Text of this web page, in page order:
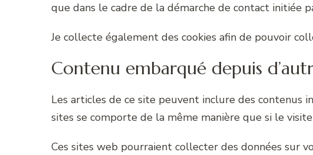
que dans le cadre de la démarche de contact initiée
Je collecte également des cookies afin de pouvoir
Contenu embarqué depuis
Les articles de ce site peuvent inclure des contenus
sites se comporte de la même manière que si le
Ces sites web pourraient collecter des données sur